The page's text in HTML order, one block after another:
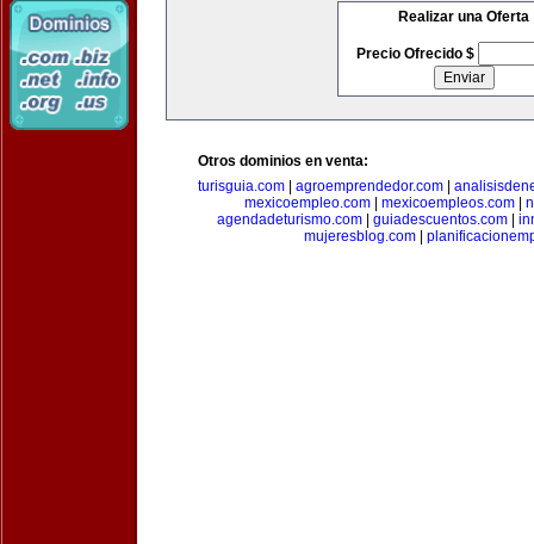
Realizar una Oferta
Precio Ofrecido $
Otros dominios en venta:
turisguia.com
agroemprendedor.com
mexicoempleo.com
mexicoempleos.com
agendadeturismo.com
guiadescuentos.com
mujeresblog.com|